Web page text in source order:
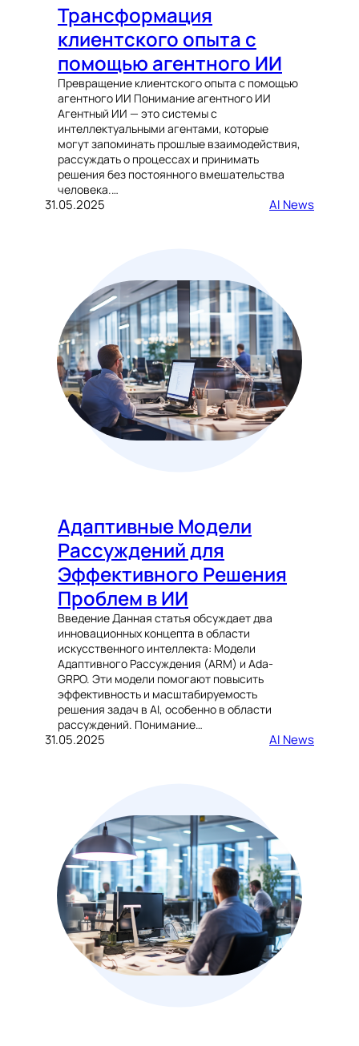
Трансформация
клиентского опыта с
помощью агентного ИИ
Превращение клиентского опыта с помощью
агентного ИИ Понимание агентного ИИ
Агентный ИИ — это системы с
интеллектуальными агентами, которые
могут запоминать прошлые взаимодействия,
рассуждать о процессах и принимать
решения без постоянного вмешательства
человека.…
31.05.2025 AI News
Адаптивные Модели
Рассуждений для
Эффективного Решения
Проблем в ИИ
Введение Данная статья обсуждает два
инновационных концепта в области
искусственного интеллекта: Модели
Адаптивного Рассуждения (ARM) и Ada-
GRPO. Эти модели помогают повысить
эффективность и масштабируемость
решения задач в AI, особенно в области
рассуждений. Понимание…
31.05.2025 AI News